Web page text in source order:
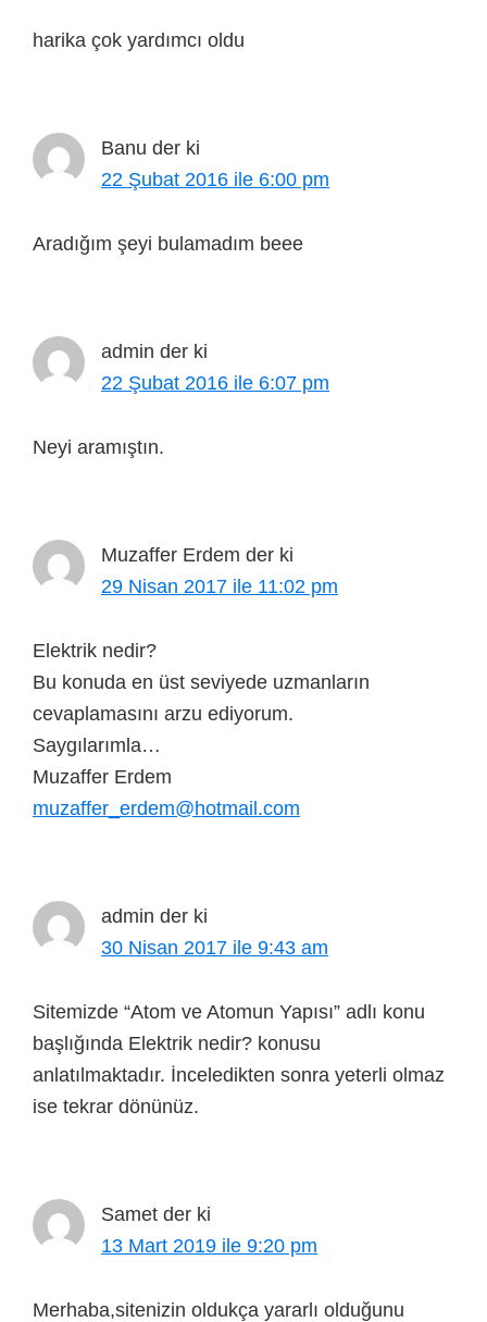
harika çok yardımcı oldu
Banu der ki
22 Şubat 2016 ile 6:00 pm
Aradığım şeyi bulamadım beee
admin der ki
22 Şubat 2016 ile 6:07 pm
Neyi aramıştın.
Muzaffer Erdem der ki
29 Nisan 2017 ile 11:02 pm
Elektrik nedir?
Bu konuda en üst seviyede uzmanların
cevaplamasını arzu ediyorum.
Saygılarımla…
Muzaffer Erdem
muzaffer_erdem@hotmail.com
admin der ki
30 Nisan 2017 ile 9:43 am
Sitemizde “Atom ve Atomun Yapısı” adlı konu
başlığında Elektrik nedir? konusu
anlatılmaktadır. İnceledikten sonra yeterli olmaz
ise tekrar dönünüz.
Samet der ki
13 Mart 2019 ile 9:20 pm
Merhaba,sitenizin oldukça yararlı olduğunu